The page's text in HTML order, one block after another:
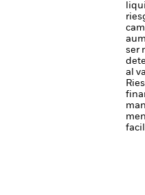
ser
al